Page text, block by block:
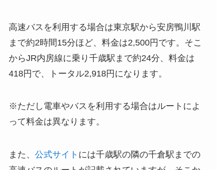
高速バスを利用する場合は東京駅から安房鴨川駅
まで約2時間15分ほど、料金は2,500円です。そこ
からJR内房線に乗り千歳駅まで約24分、料金は
418円で、トータル2,918円になります。
※ただし電車やバスを利用する場合はルートによ
って料金は異なります。
また、 公式サイト には千歳駅の隣の千倉駅までの